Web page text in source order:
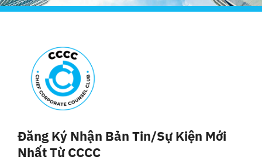
Đăng Ký Nhận Bản Tin/sự Kiện Mới
Nhất Từ CCCC